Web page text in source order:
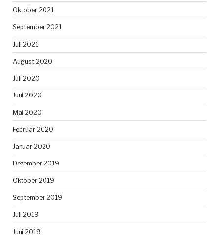
Oktober 2021
September 2021
Juli 2021
August 2020
Juli 2020
Juni 2020
Mai 2020
Februar 2020
Januar 2020
Dezember 2019
Oktober 2019
September 2019
Juli 2019
Juni 2019